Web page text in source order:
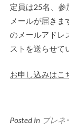
定員は25名、参
メールが届きま
のメールアドレ
ストを送らせて
お申し込みはこ
Posted in ブレネ